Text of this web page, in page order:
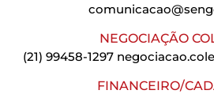
NEGOCIAÇÃO
(21) 99458-1297
FINANCEIRO/